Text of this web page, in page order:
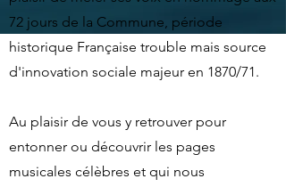
72 jours de la Commune, période
historique Française trouble mais source
d'innovation sociale majeur en 1870/71.
Au plaisir de vous y retrouver pour
entonner ou découvrir les pages
musicales célèbres et qui nous